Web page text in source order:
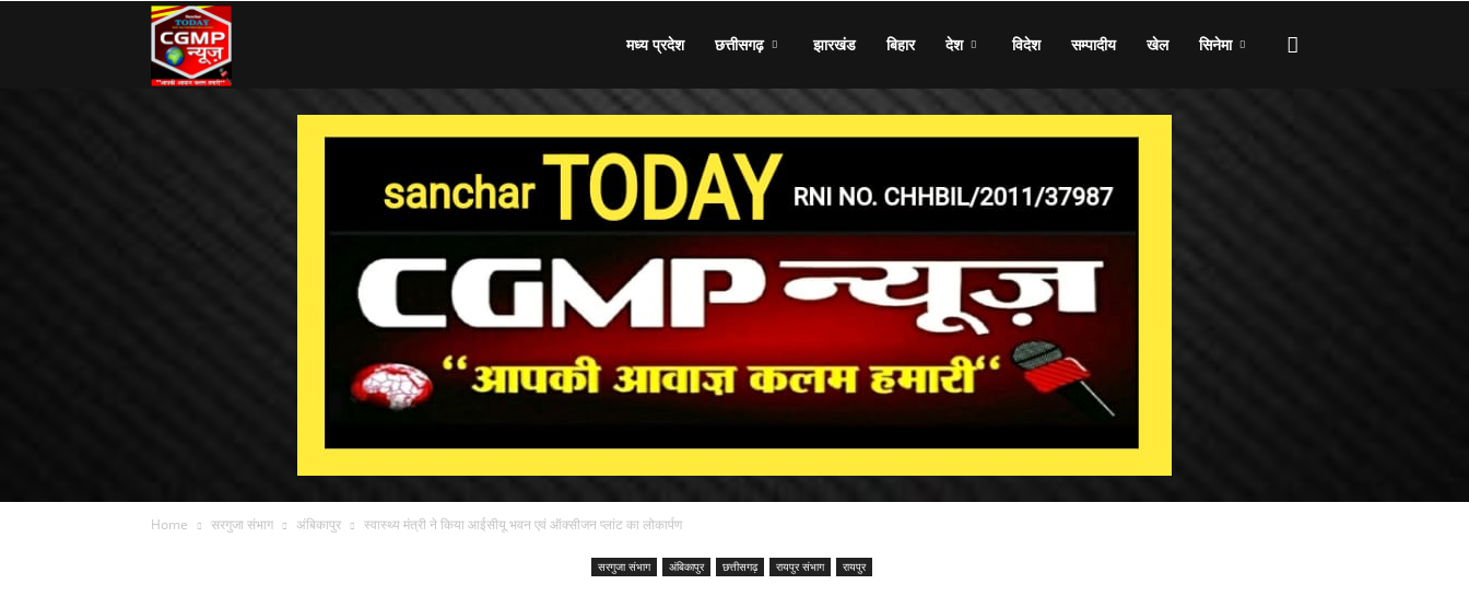
मध्य प्रदेश छत्तीसगढ़ झारखंड बिहार देश विदेश सम्पादीय खेल सिनेमा
Home सरगुजा संभाग अंबिकापुर स्वास्थ्य मंत्री ने किया आईसीयू भवन एवं ऑक्सीजन प्लांट का लोकार्पण
सरगुजा संभाग अंबिकापुर छत्तीसगढ़ रायपुर संभाग रायपुर